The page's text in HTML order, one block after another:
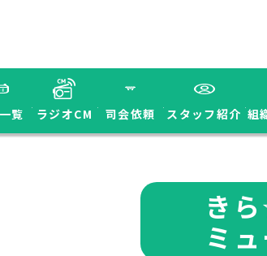
覧 ラジオCM 司会依頼 スタッフ紹介 組
き
ミ